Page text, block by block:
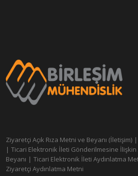
Ziyaretçi Açık Rıza Metni ve Beyanı (İletişim) |
| Ticari Elektronik İleti Gönderilmesine İlişkin
Beyanı | Ticari Elektronik İleti Aydınlatma
Ziyaretçi Aydınlatma Metni